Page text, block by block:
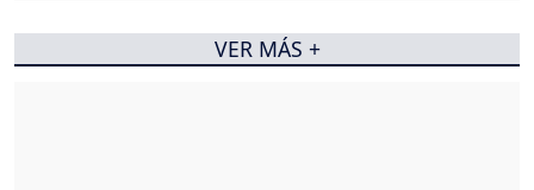
VER MÁS +